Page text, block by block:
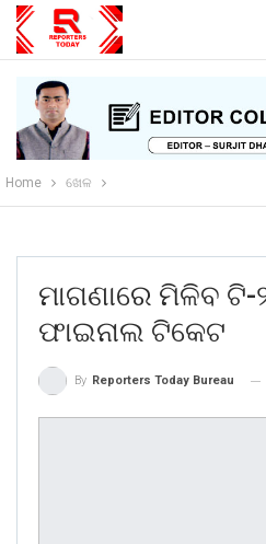
Home ଖେଳ
ମାଗଣାରେ ମିଳିବ
ଫାଇନାଲ ଟିକେଟ
By Reporters Today Bureau